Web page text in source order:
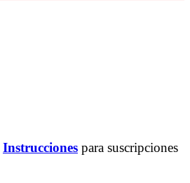
Instrucciones para suscripciones